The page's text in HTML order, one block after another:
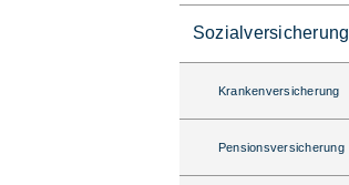
Sozialversicherung
Krankenversicherung
Pensionsversicherung